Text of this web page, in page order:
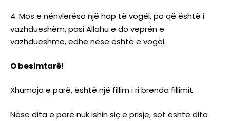
Mos e nënvlerëso një hap të vogël, po që është i
vazhdueshëm, pasi Allahu e do veprën e
vazhdueshme, edhe nëse është e vogël.
O besimtarë!
Xhumaja e parë, është një fillim i ri brenda fillimit
Nëse dita e parë nuk ishin siç e prisje, sot është dita